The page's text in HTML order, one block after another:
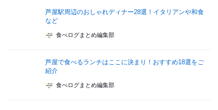
芦屋駅周辺のおしゃれディナー28選！イタリアンや和食
など
食べログまとめ編集部
芦屋で食べるランチはここに決まり！おすすめ18選をご
紹介
食べログまとめ編集部